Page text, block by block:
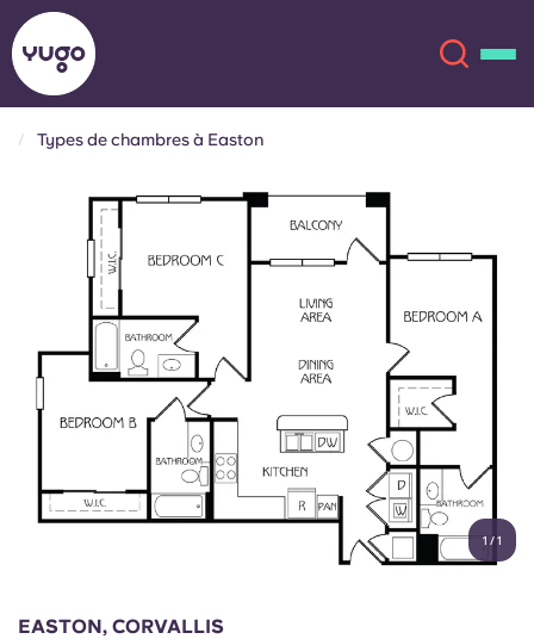
Compte Langue
Réservez maintenant
English (US)
Chinese
Català Deutsch
Italian French
Portuguese
Types de chambres à Easton
1 /1
EASTON, CORVALLIS